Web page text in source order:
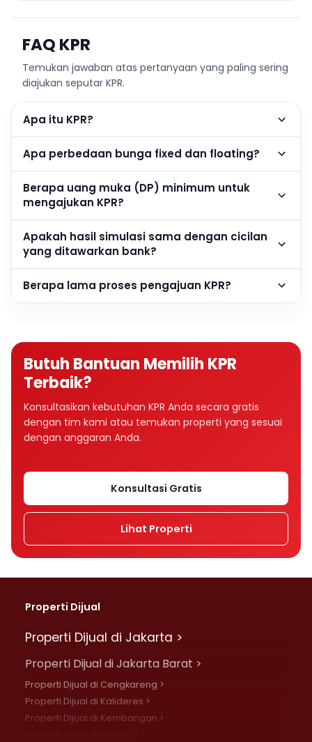
FAQ KPR
Temukan jawaban atas pertanyaan yang paling sering
diajukan seputar KPR.
Apa itu KPR?
Apa perbedaan bunga fixed dan floating?
Berapa uang muka (DP) minimum untuk
mengajukan KPR?
Apakah hasil simulasi sama dengan cicilan
yang ditawarkan bank?
Berapa lama proses pengajuan KPR?
Butuh Bantuan Memilih KPR
Terbaik?
Konsultasikan kebutuhan KPR Anda secara gratis
dengan tim kami atau temukan properti yang sesuai
dengan anggaran Anda.
Konsultasi Gratis
Lihat Properti
Properti Dijual
Properti Dijual di Jakarta >
Properti Dijual di Jakarta Barat >
Properti Dijual di Cengkareng >
Properti Dijual di Kalideres >
Properti Dijual di Kembangan >